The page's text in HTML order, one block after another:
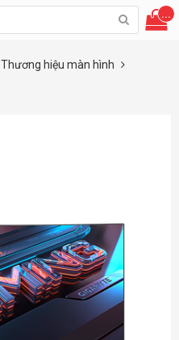
...
Thương hiệu màn hình